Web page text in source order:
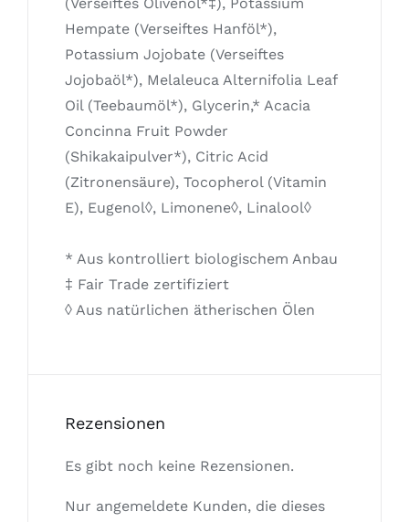
(Verseiftes Olivenöl*‡), Potassium
Hempate (Verseiftes Hanföl*),
Potassium Jojobate (Verseiftes
Jojobaöl*), Melaleuca Alternifolia Leaf
Oil (Teebaumöl*), Glycerin,* Acacia
Concinna Fruit Powder
(Shikakaipulver*), Citric Acid
(Zitronensäure), Tocopherol (Vitamin
E), Eugenol◊, Limonene◊, Linalool◊
* Aus kontrolliert biologischem Anbau
‡ Fair Trade zertifiziert
◊ Aus natürlichen ätherischen Ölen
Rezensionen
Es gibt noch keine Rezensionen.
Nur angemeldete Kunden, die dieses